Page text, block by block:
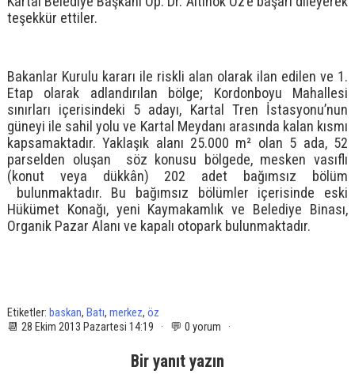
teşekkür ettiler.
Bakanlar Kurulu kararı ile riskli alan olarak ilan edilen ve 1.
Etap olarak adlandırılan bölge; Kordonboyu Mahallesi
sınırları içerisindeki 5 adayı, Kartal Tren İstasyonu’nun
güneyi ile sahil yolu ve Kartal Meydanı arasında kalan kısmı
kapsamaktadır. Yaklaşık alanı 25.000 m² olan 5 ada, 52
parselden oluşan söz konusu bölgede, mesken vasıflı
(konut veya dükkân) 202 adet bağımsız bölüm
bulunmaktadır. Bu bağımsız bölümler içerisinde eski
Hükümet Konağı, yeni Kaymakamlık ve Belediye Binası,
Organik Pazar Alanı ve kapalı otopark bulunmaktadır.
Etiketler: baskan, Batı, merkez, öz
📆 28 Ekim 2013 Pazartesi 14:19 · 💬 0 yorum ·
Bir yanıt yazın